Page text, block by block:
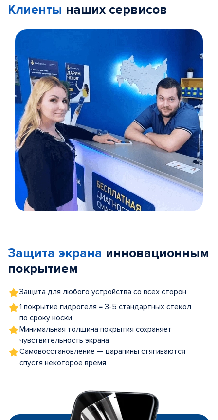
Клиенты наших сервисов
5
Защита экрана инновационным
покрытием
Защита для любого устройства со всех сторон
1 покрытие гидрогеля = 3-5 стандартных стекол
по сроку носки
Минимальная толщина покрытия сохраняет
чувствительность экрана
Самовосстановление — царапины стягиваются
спустя некоторое время